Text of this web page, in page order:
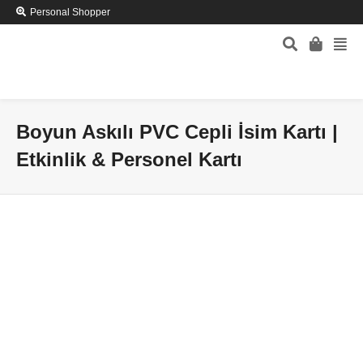
Personal Shopper
Boyun Askılı PVC Cepli İsim Kartı |
Etkinlik & Personel Kartı